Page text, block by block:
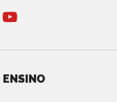
ENSINO